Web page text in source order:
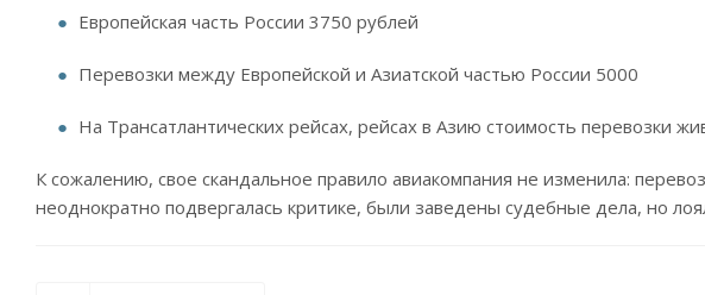
Европейская часть России 3750 рублей
Перевозки между Европейской и Азиатской частью России 5000
На Трансатлантических рейсах, рейсах в Азию стоимость перевозки
К сожалению, свое скандальное правило авиакомпания не изменила:
неоднократно подвергалась критике, были заведены судебные дела, но